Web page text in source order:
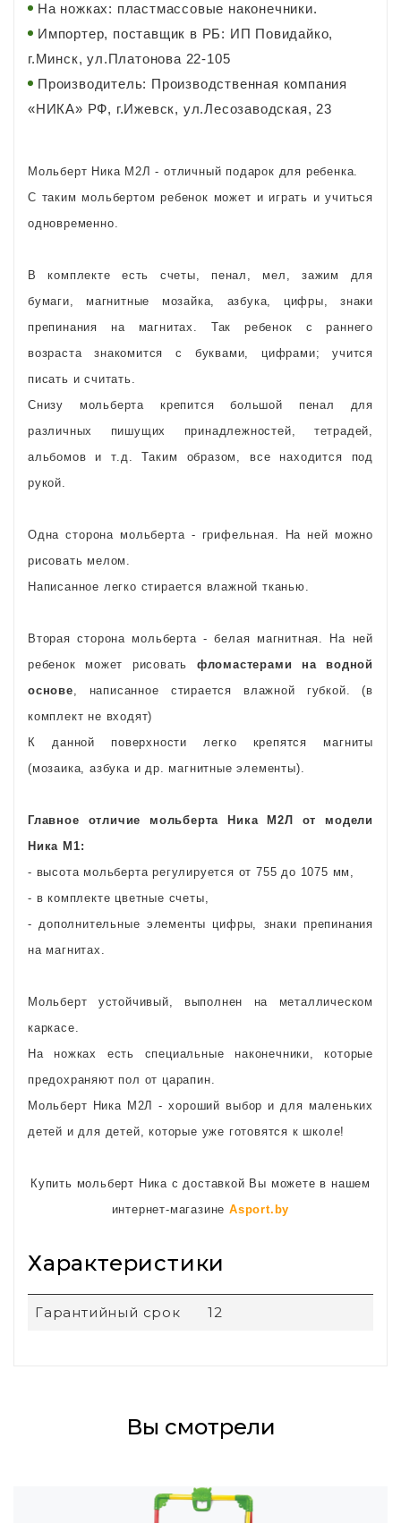
На ножках: пластмассовые наконечники.
Импортер, поставщик в РБ: ИП Повидайко,
г.Минск, ул.Платонова 22-105
Производитель: Производственная компания
«НИКА» РФ, г.Ижевск, ул.Лесозаводская, 23
Мольберт Ника М2Л - отличный подарок для ребенка.
С таким мольбертом ребенок может и играть и учиться
одновременно.
В комплекте есть счеты, пенал, мел, зажим для
бумаги, магнитные мозайка, азбука, цифры, знаки
препинания на магнитах. Так ребенок с раннего
возраста знакомится с буквами, цифрами; учится
писать и считать.
Снизу мольберта крепится большой пенал для
различных пишущих принадлежностей, тетрадей,
альбомов и т.д. Таким образом, все находится под
рукой.
Одна сторона мольберта - грифельная. На ней можно
рисовать мелом.
Написанное легко стирается влажной тканью.
Вторая сторона мольберта - белая магнитная. На ней
ребенок может рисовать фломастерами на водной
основе , написанное стирается влажной губкой. (в
комплект не входят)
К данной поверхности легко крепятся магниты
(мозаика, азбука и др. магнитные элементы).
Главное отличие мольберта Ника М2Л от модели
Ника М1:
- высота мольберта регулируется от 755 до 1075 мм,
- в комплекте цветные счеты,
- дополнительные элементы цифры, знаки препинания
на магнитах.
Мольберт устойчивый, выполнен на металлическом
каркасе.
На ножках есть специальные наконечники, которые
предохраняют пол от царапин.
Мольберт Ника М2Л - хороший выбор и для маленьких
детей и для детей, которые уже готовятся к школе!
Купить мольберт Ника с доставкой Вы можете в нашем
интернет-магазинеAsport.by
Характеристики
Гарантийный срок 12
Вы смотрели